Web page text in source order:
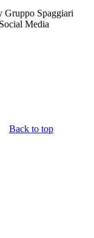
Gruppo Spaggiari
Media
Back to top